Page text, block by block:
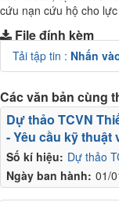
cứu nạn cứu hộ cho
File đính kèm
Tải tập tin : Nhấn
Các văn bản cùng
Số kí hiệu: Dự thảo
Ngày ban hành: 01/
Dự thảo TCVN
- Yêu cầu kỹ